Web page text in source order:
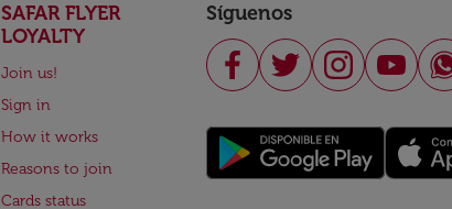
SAFAR FLYER
LOYALTY
Join us!
Sign in
How it works
Reasons to join
Cards status
Síguenos